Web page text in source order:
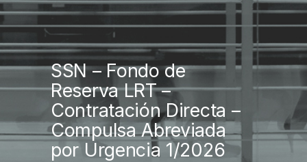
SSN – Fondo de
Reserva LRT –
Contratación Directa –
Compulsa Abreviada
por Urgencia 1/2026